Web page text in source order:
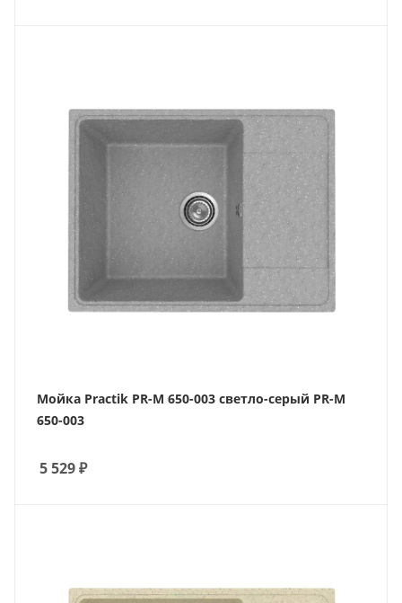
Мойка Practik PR-M 650-003 светло-серый PR-M
650-003
5 529₽